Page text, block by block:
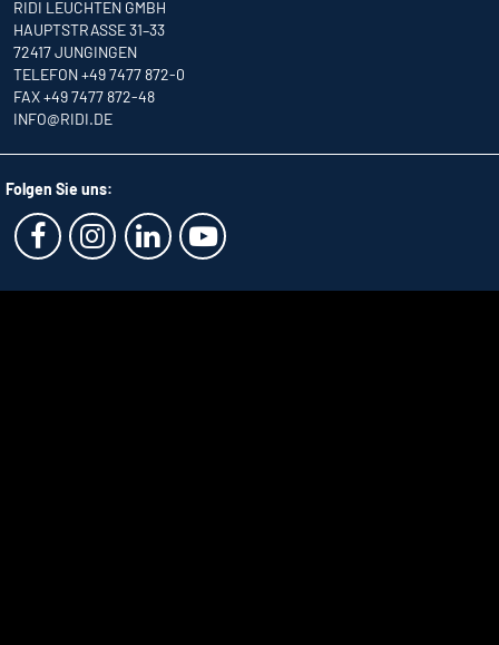
RIDI LEUCHTEN GMBH
HAUPTSTRASSE 31–33
72417 JUNGINGEN
TELEFON +49 7477 872-0
FAX +49 7477 872-48
INFO@RIDI.DE
Folgen Sie uns: